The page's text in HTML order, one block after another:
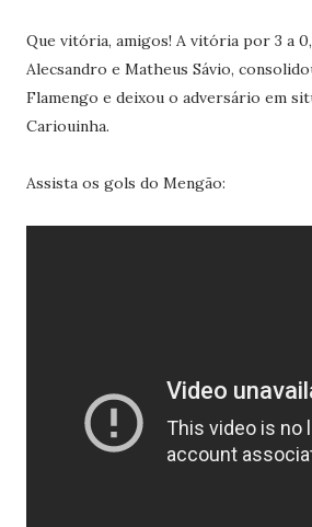
Que vitória, amigos! A vitória por 3 a
Alecsandro e Matheus Sávio,
Flamengo e deixou o adversário em
Cariouinha.
Assista os gols do Mengão: